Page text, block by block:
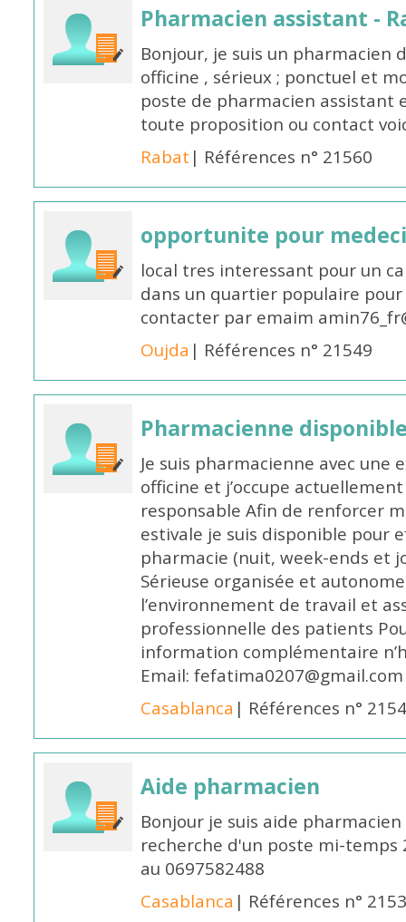
Pharmacien assistant -
Bonjour, je suis un pharmacien
officine , sérieux ; ponctuel et
poste de pharmacien
toute proposition ou contact
Rabat | Références n° 21560
opportunite pour
local tres interessant pour un
dans un quartier populaire
contacter par emaim
Oujda | Références n° 21549
Pharmacienne
Je suis pharmacienne avec
officine et j’occupe
responsable Afin de renforcer
estivale je suis disponible pour
pharmacie (nuit, week-ends et
Sérieuse organisée et
l’environnement de travail et
professionnelle des patients
information complémentaire
Email: fefatima0207@gmail.com
Casablanca | Références n°
Aide pharmacien
Bonjour je suis aide
recherche d'un poste mi-temps
au 0697582488
Casablanca | Références n°